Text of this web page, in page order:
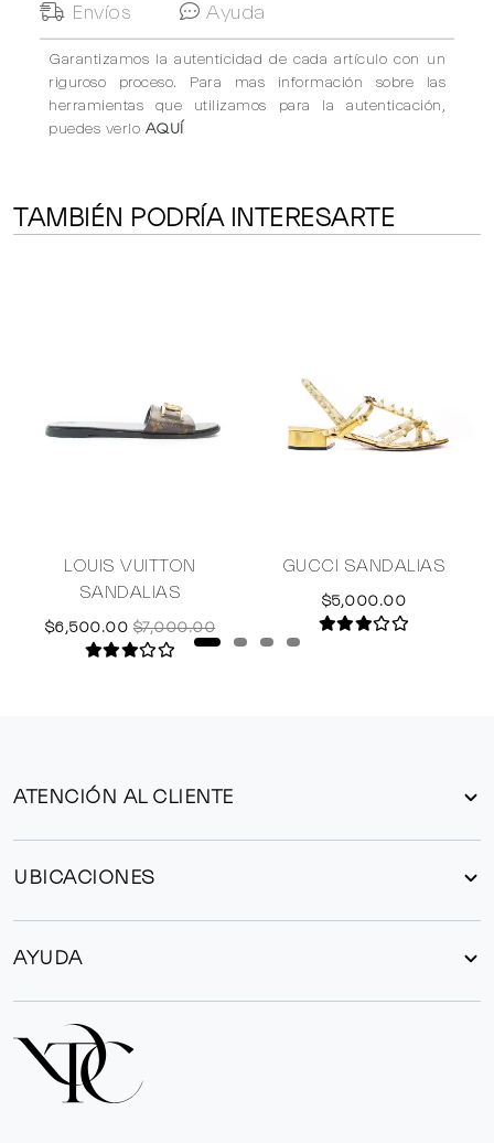
Envíos
Ayuda
Garantizamos la autenticidad de cada artículo con un
riguroso proceso. Para mas información sobre las
herramientas que utilizamos para la autenticación,
puedes verlo AQUÍ
TAMBIÉN PODRÍA INTERESARTE
LOUIS VUITTON
SANDALIAS
$6,500.00 $7,000.00
GUCCI SANDALIAS
$5,000.00
ATENCIÓN AL CLIENTE
UBICACIONES
AYUDA